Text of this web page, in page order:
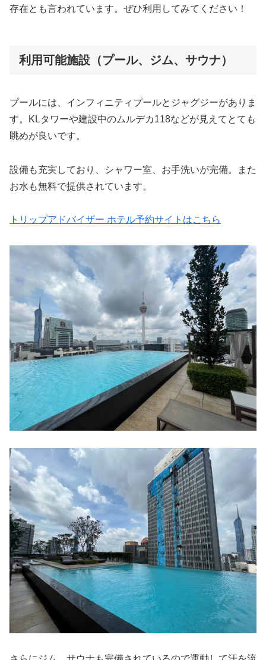
存在とも言われています。ぜひ利用してみてください！
利用可能施設（プール、ジム、サウナ）
プールには、インフィニティプールとジャグジーがありま
す。KLタワーや建設中のムルデカ118などが見えてとても
眺めが良いです。
設備も充実しており、シャワー室、お手洗いが完備。また
お水も無料で提供されています。
トリップアドバイザー ホテル予約サイトはこちら